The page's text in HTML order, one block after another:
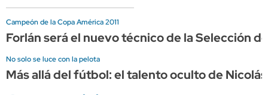
Campeón de la Copa América 2011
Forlán será el nuevo técnico de la Selección
No solo se luce con la pelota
Más allá del fútbol: el talento oculto de